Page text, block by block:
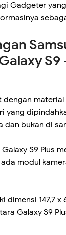
Gadgeter
GalaxyS9
dengan
yang
dan bukan di
S9 Plus
modul
dimensi 147,7
Galaxy S9